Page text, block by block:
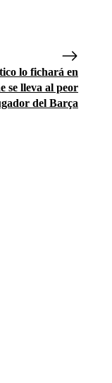
lo fichará en
se lleva al peor
del Barça